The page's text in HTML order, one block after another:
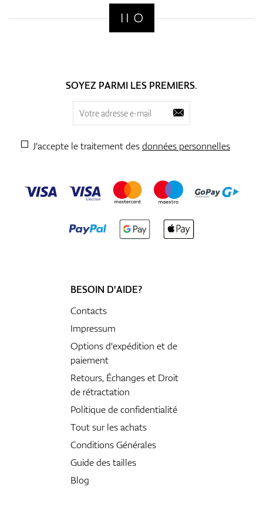
SOYEZ PARMI LES PREMIERS.
J'accepte le traitement desdonnées personnelles
BESOIN D'AIDE?
Contacts
Impressum
Options d'expédition et de
paiement
Retours, Échanges et Droit
de rétractation
Politique de confidentialité
Tout sur les achats
Conditions Générales
Guide des tailles
Blog